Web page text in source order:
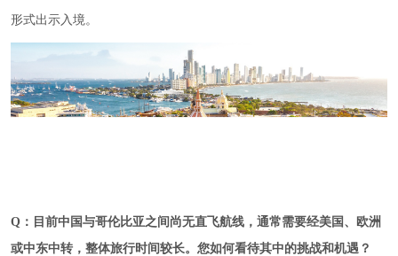
形式出示入境。
Q ： 目前中国与哥伦比亚之间尚无直飞航线，通常需要经美国、欧洲
或中东中转，整体旅行时间较长。 您如何看待其中的挑战和机遇？